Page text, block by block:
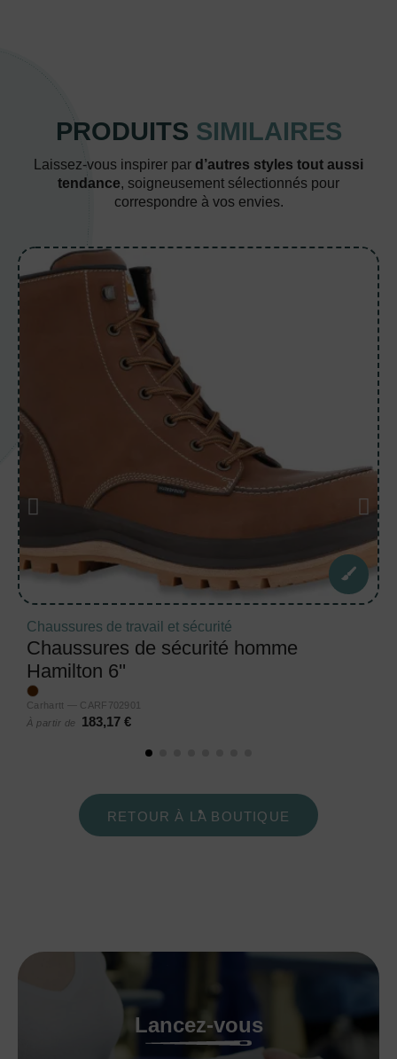
PRODUITS SIMILAIRES
Laissez-vous inspirer par d’autres styles tout aussi
tendance, soigneusement sélectionnés pour
correspondre à vos envies.
Chaussures de travail et sécurité
Chaussures de sécurité homme
Hamilton 6''
Carhartt — CARF702901
À partir de
183,17 €
RETOUR À LA BOUTIQUE
Lancez-vous